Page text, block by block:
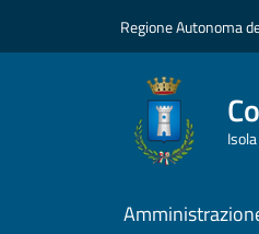
Regione Autonoma